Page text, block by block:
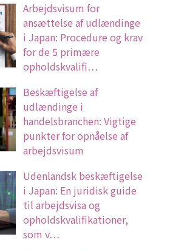
Arbejdsvisum for
ansættelse af udlændinge
i Japan: Procedure og krav
for de 5 primære
opholdskvalifi…
Beskæftigelse af
udlændinge i
handelsbranchen: Vigtige
punkter for opnåelse af
arbejdsvisum
Udenlandsk beskæftigelse
i Japan: En juridisk guide
til arbejdsvisa og
opholdskvalifikationer,
som v…